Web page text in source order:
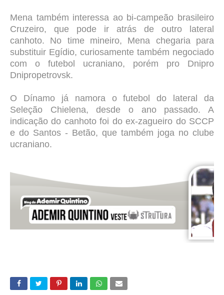
Mena também interessa ao bi-campeão brasileiro
Cruzeiro, que pode ir atrás de outro lateral
canhoto. No time mineiro, Mena chegaria para
substituir Egídio, curiosamente também negociado
com o futebol ucraniano, porém pro Dnipro
Dnipropetrovsk.
O Dínamo já namora o futebol do lateral da
Seleção Chielena, desde o ano passado. A
indicação do canhoto foi do ex-zagueiro do SCCP
e do Santos - Betão, que também joga no clube
ucraniano.